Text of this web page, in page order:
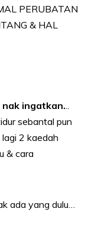
PERUBATAN
& HAL
nak ingatkan...
sebantal pun
2 kaedah
& cara
ada yang dulu…